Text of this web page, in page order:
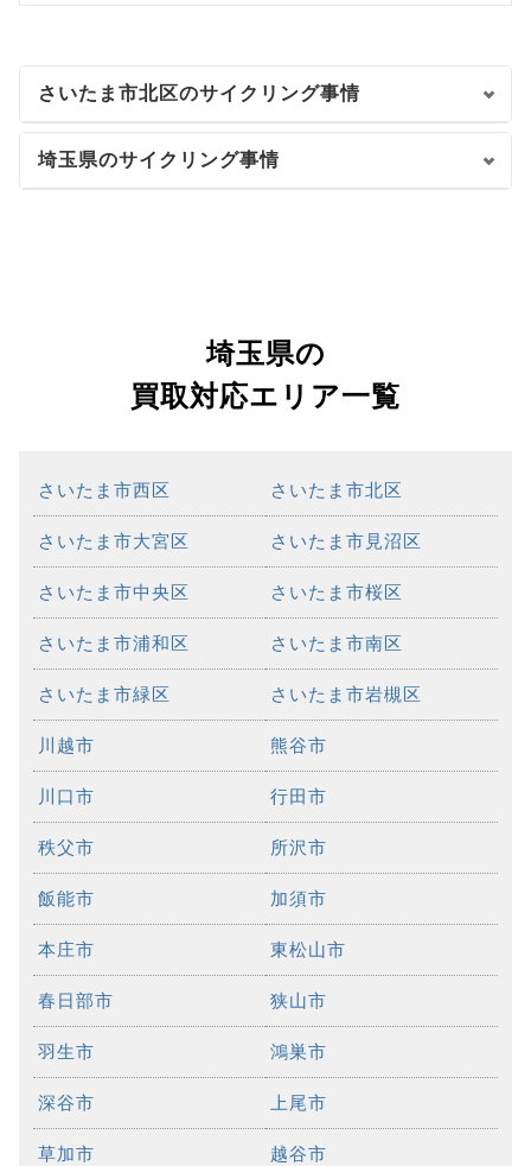
さいたま市北区のサイクリング事情
埼玉県のサイクリング事情
埼玉県の
買取対応エリア一覧
さいたま市西区 さいたま市北区
さいたま市大宮区 さいたま市見沼区
さいたま市中央区 さいたま市桜区
さいたま市浦和区 さいたま市南区
さいたま市緑区 さいたま市岩槻区
川越市 熊谷市
川口市 行田市
秩父市 所沢市
飯能市 加須市
本庄市 東松山市
春日部市 狭山市
羽生市 鴻巣市
深谷市 上尾市
草加市 越谷市